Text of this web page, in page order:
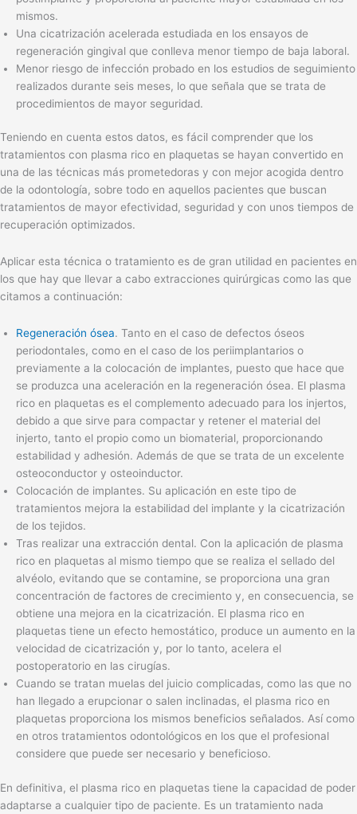
mismos.
Una cicatrización acelerada estudiada en los ensayos de
regeneración gingival que conlleva menor tiempo de baja laboral.
Menor riesgo de infección probado en los estudios de seguimiento
realizados durante seis meses, lo que señala que se trata de
procedimientos de mayor seguridad.
Teniendo en cuenta estos datos, es fácil comprender que los
tratamientos con plasma rico en plaquetas se hayan convertido en
una de las técnicas más prometedoras y con mejor acogida dentro
de la odontología, sobre todo en aquellos pacientes que buscan
tratamientos de mayor efectividad, seguridad y con unos tiempos de
recuperación optimizados.
Aplicar esta técnica o tratamiento es de gran utilidad en pacientes en
los que hay que llevar a cabo extracciones quirúrgicas como las que
citamos a continuación:
Regeneración ósea. Tanto en el caso de defectos óseos
periodontales, como en el caso de los periimplantarios o
previamente a la colocación de implantes, puesto que hace que
se produzca una aceleración en la regeneración ósea. El plasma
rico en plaquetas es el complemento adecuado para los injertos,
debido a que sirve para compactar y retener el material del
injerto, tanto el propio como un biomaterial, proporcionando
estabilidad y adhesión. Además de que se trata de un excelente
osteoconductor y osteoinductor.
Colocación de implantes. Su aplicación en este tipo de
tratamientos mejora la estabilidad del implante y la cicatrización
de los tejidos.
Tras realizar una extracción dental. Con la aplicación de plasma
rico en plaquetas al mismo tiempo que se realiza el sellado del
alvéolo, evitando que se contamine, se proporciona una gran
concentración de factores de crecimiento y, en consecuencia, se
obtiene una mejora en la cicatrización. El plasma rico en
plaquetas tiene un efecto hemostático, produce un aumento en la
velocidad de cicatrización y, por lo tanto, acelera el
postoperatorio en las cirugías.
Cuando se tratan muelas del juicio complicadas, como las que no
han llegado a erupcionar o salen inclinadas, el plasma rico en
plaquetas proporciona los mismos beneficios señalados. Así como
en otros tratamientos odontológicos en los que el profesional
considere que puede ser necesario y beneficioso.
En definitiva, el plasma rico en plaquetas tiene la capacidad de poder
adaptarse a cualquier tipo de paciente. Es un tratamiento nada